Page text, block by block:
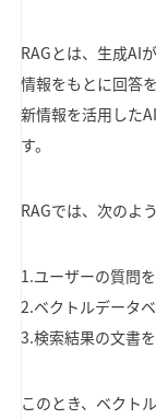
RAGとは、生成AI
情報をもとに回答
新情報を活用した
す。
RAGでは、次のよ
1.ユーザーの質問
2.ベクトルデータ
3.検索結果の文書
このとき、ベクト